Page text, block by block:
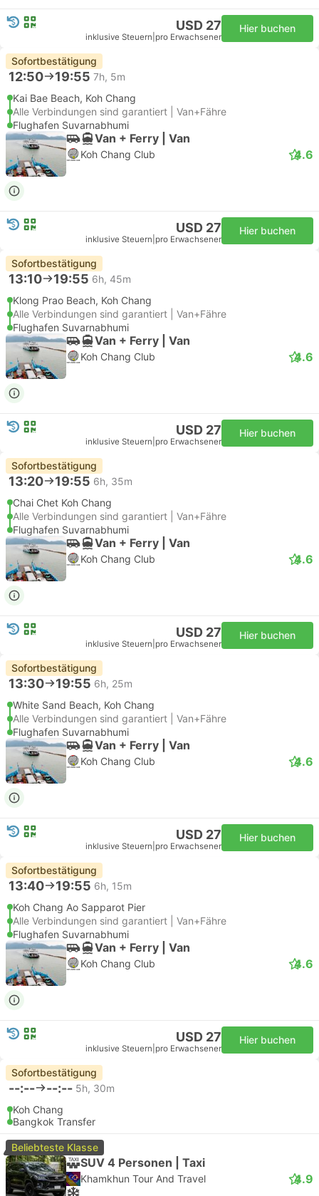
USD 27
inklusive Steuern pro Erwachsener
Hier buchen
Sofortbestätigung
12:50 19:55 7h, 5m
Kai Bae Beach, Koh Chang
Alle Verbindungen sind garantiert | Van+Fähre
Flughafen Suvarnabhumi
Van + Ferry | Van
Koh Chang Club 4.6
USD 27
inklusive Steuern pro Erwachsener
Hier buchen
Sofortbestätigung
13:10 19:55 6h, 45m
Klong Prao Beach, Koh Chang
Alle Verbindungen sind garantiert | Van+Fähre
Flughafen Suvarnabhumi
Van + Ferry | Van
Koh Chang Club 4.6
USD 27
inklusive Steuern pro Erwachsener
Hier buchen
Sofortbestätigung
13:20 19:55 6h, 35m
Chai Chet Koh Chang
Alle Verbindungen sind garantiert | Van+Fähre
Flughafen Suvarnabhumi
Van + Ferry | Van
Koh Chang Club 4.6
USD 27
inklusive Steuern pro Erwachsener
Hier buchen
Sofortbestätigung
13:30 19:55 6h, 25m
White Sand Beach, Koh Chang
Alle Verbindungen sind garantiert | Van+Fähre
Flughafen Suvarnabhumi
Van + Ferry | Van
Koh Chang Club 4.6
USD 27
inklusive Steuern pro Erwachsener
Hier buchen
Sofortbestätigung
13:40 19:55 6h, 15m
Koh Chang Ao Sapparot Pier
Alle Verbindungen sind garantiert | Van+Fähre
Flughafen Suvarnabhumi
Van + Ferry | Van
Koh Chang Club 4.6
USD 27
inklusive Steuern pro Erwachsener
Hier buchen
Sofortbestätigung
--:-- --:-- 5h, 30m
Koh Chang
Bangkok Transfer
Beliebteste Klasse
SUV 4 Personen | Taxi
Khamkhun Tour And Travel 4.9